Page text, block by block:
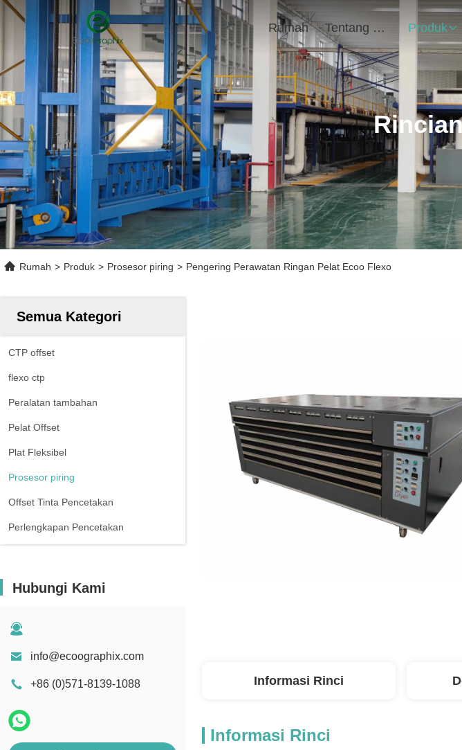
Rumah Tentang Kami Produk
Rumah > Produk > Prosesor piring > Pengering Perawatan Ringan Pelat Ecoo Flexo
Semua Kategori
CTP offset
flexo ctp
Peralatan tambahan
Pelat Offset
Plat Fleksibel
Prosesor piring
Offset Tinta Pencetakan
Perlengkapan Pencetakan
Hubungi Kami
info@ecoographix.com
+86 (0)571-8139-1088 Informasi Rinci
Informasi Rinci